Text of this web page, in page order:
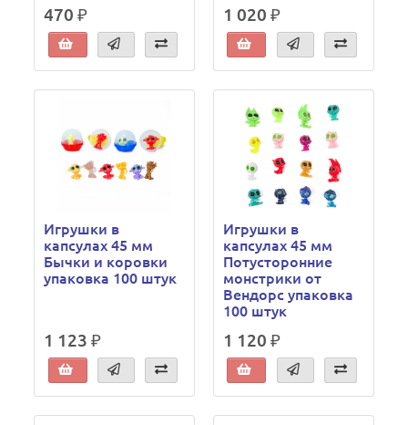
470 ₽ 1 020 ₽
Игрушки в
капсулах 45 мм
Бычки и коровки
упаковка 100 штук
1 123 ₽
Игрушки в
капсулах 45 мм
Потусторонние
монстрики от
Вендорс упаковка
100 штук
1 120 ₽